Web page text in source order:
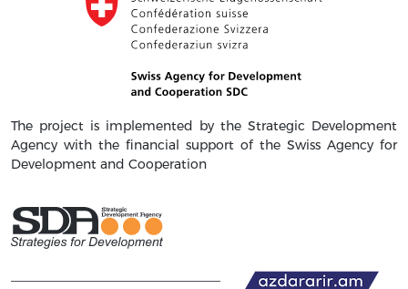
The project is implemented by the Strategic Development
Agency with the financial support of the Swiss Agency for
Development and Cooperation